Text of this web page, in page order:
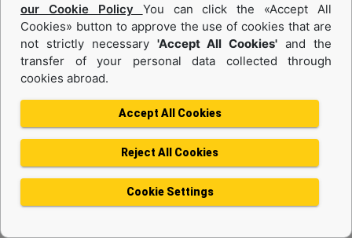
our Cookie Policy You can click the «Accept All
Cookies» button to approve the use of cookies that are
not strictly necessary 'Accept All Cookies' and the
transfer of your personal data collected through
cookies abroad.
Accept All Cookies
Reject All Cookies
Cookie Settings